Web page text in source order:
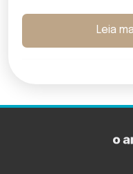
Leia